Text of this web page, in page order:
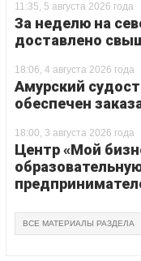
11:35, 5 августа 2026 года
За неделю на
доставлено
18:06, 4 августа 2026 года
Амурский
обеспечен
18:00, 3 августа 2026 года
Центр «Мой
ВСЕ МАТЕРИАЛЫ РАЗДЕЛА